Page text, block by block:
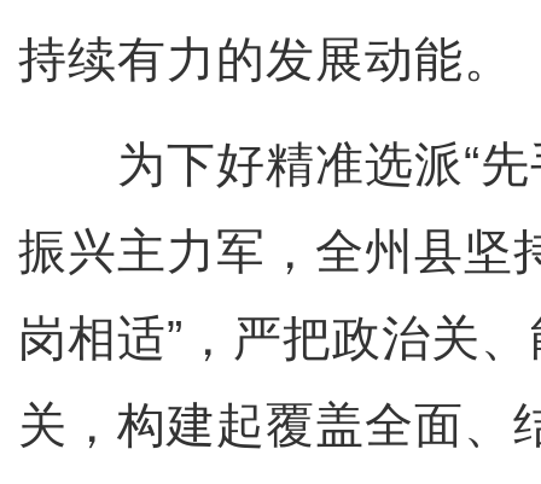
持续有力的发展动能。
为下好精准选派“先
振兴主力军，全州县坚
岗相适”，严把政治关
关，构建起覆盖全面、